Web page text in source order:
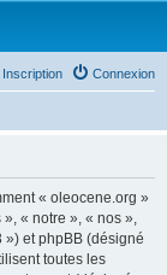
Connexion
Inscription
« oleocene.org »
« notre », « nos »,
») et phpBB (désigné
toutes les